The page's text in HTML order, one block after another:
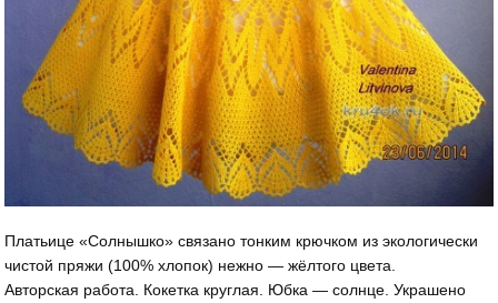
Платьице «Солнышко» связано тонким крючком из экологически
чистой пряжи (100% хлопок) нежно — жёлтого цвета.
Авторская работа. Кокетка круглая. Юбка — солнце. Украшено